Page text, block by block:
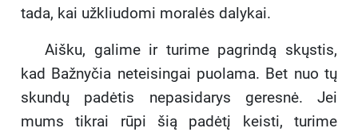
tada, kai užkliudomi moralės dalykai.
Aišku, galime ir turime pagrindą skųstis,
kad Bažnyčia neteisingai puolama. Bet nuo tų
skundų padėtis nepasida­rys geresnė. Jei
mums tikrai rūpi šią padėtį keisti, turime